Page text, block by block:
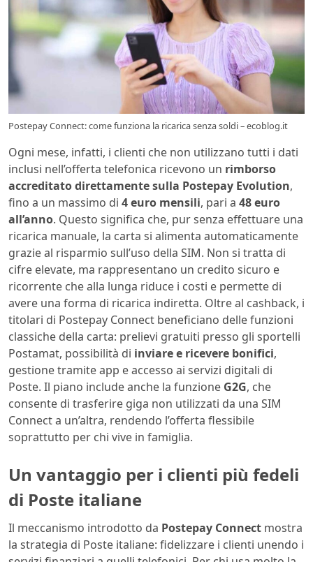
Postepay Connect: come funziona la ricarica senza soldi – ecoblog.it
Ogni mese, infatti, i clienti che non utilizzano tutti i dati
inclusi nell’offerta telefonica ricevono un rimborso
accreditato direttamente sulla Postepay Evolution,
fino a un massimo di 4 euro mensili, pari a 48 euro
all’anno. Questo significa che, pur senza effettuare una
ricarica manuale, la carta si alimenta automaticamente
grazie al risparmio sull’uso della SIM. Non si tratta di
cifre elevate, ma rappresentano un credito sicuro e
ricorrente che alla lunga riduce i costi e permette di
avere una forma di ricarica indiretta. Oltre al cashback, i
titolari di Postepay Connect beneficiano delle funzioni
classiche della carta: prelievi gratuiti presso gli sportelli
Postamat, possibilità di inviare e ricevere bonifici,
gestione tramite app e accesso ai servizi digitali di
Poste. Il piano include anche la funzione G2G, che
consente di trasferire giga non utilizzati da una SIM
Connect a un’altra, rendendo l’offerta flessibile
soprattutto per chi vive in famiglia.
Un vantaggio per i clienti più fedeli
di Poste italiane
Il meccanismo introdotto da Postepay Connect mostra
la strategia di Poste italiane: fidelizzare i clienti unendo i